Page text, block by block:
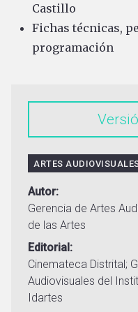
Castillo
Fichas técnicas,
programación
ARTES
Autor
Gerencia de Artes
de las Artes
Editorial
Cinemateca Distrital;
Audiovisuales del
Idartes